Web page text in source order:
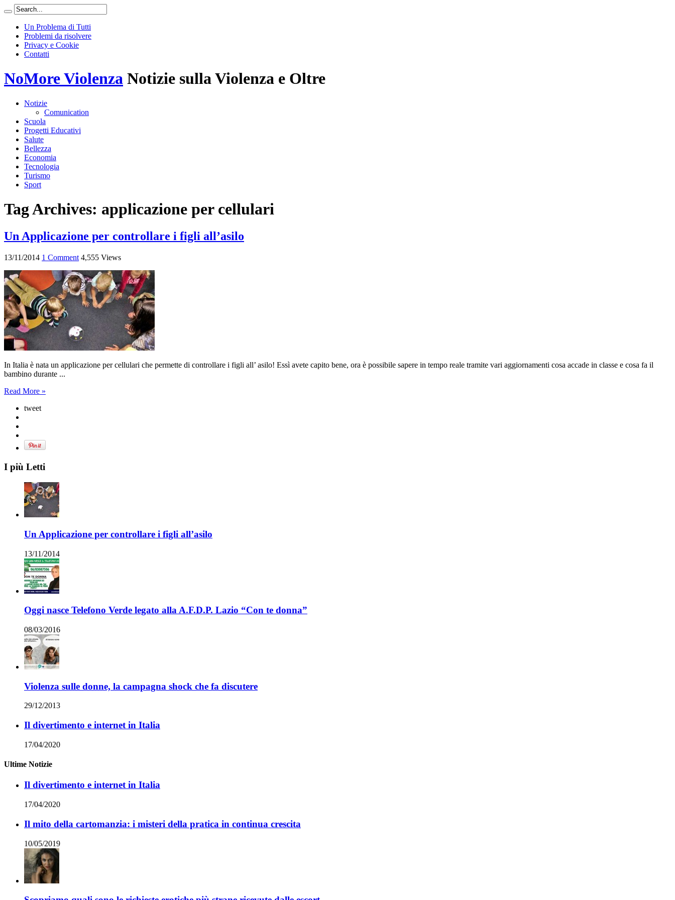
Un Problema di Tutti
Problemi da risolvere
Privacy e Cookie
Contatti
NoMore Violenza Notizie sulla Violenza e Oltre
Notizie
Comunication
Scuola
Progetti Educativi
Salute
Bellezza
Economia
Tecnologia
Turismo
Sport
Tag Archives: applicazione per cellulari
Un Applicazione per controllare i figli all’asilo
13/11/2014 1 Comment 4,555 Views
In Italia è nata un applicazione per cellulari che permette di controllare i figli all’ asilo! Essì avete capito bene, ora è possibile sapere in tempo reale tramite vari aggiornamenti cosa accade in classe e cosa fa il
bambino durante ...
Read More »
tweet
I più Letti
Un Applicazione per controllare i figli all’asilo
13/11/2014
Oggi nasce Telefono Verde legato alla A.F.D.P. Lazio “Con te donna”
08/03/2016
Violenza sulle donne, la campagna shock che fa discutere
29/12/2013
Il divertimento e internet in Italia
17/04/2020
Ultime Notizie
Il divertimento e internet in Italia
17/04/2020
Il mito della cartomanzia: i misteri della pratica in continua crescita
10/05/2019